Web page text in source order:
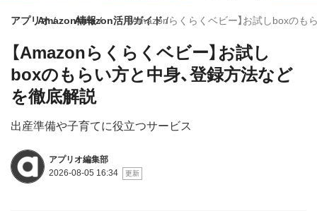
アプリオAmazon情報Amazon活用ガイド【Amazonらくらくベビー】お試しboxの
【Amazonらくらくベビー】お試し
boxのもらい方と中身、登録方法など
を徹底解説
出産準備や子育てに役立つサービス
アプリオ編集部
2026-08-05 16:34